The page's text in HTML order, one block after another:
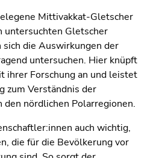
Mittivakkat-Gletscher
untersuchten Gletscher
die Auswirkungen der
untersuchen. Hier knüpft
ihrer Forschung an und leistet
zum Verständnis der
den nördlichen Polarregionen.
auch wichtig,
die für die Bevölkerung vor